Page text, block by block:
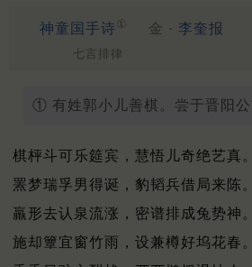
神童国手诗 ① 金 · 李奎报
七言排律
① 有姓郭小儿善棋。尝于晋阳公
棋枰斗可乐筵宾，慧悟儿奇绝艺真。
罴梦瑞孚男得诞，豹韬兵借局来陈。
羸形去认泉流涨，密谱排成兔势神。
施却簟宜窗竹雨，设兼樽好坞花春。